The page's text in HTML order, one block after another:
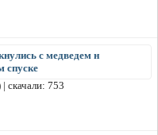
с медведем н
спуске
скачали: 753